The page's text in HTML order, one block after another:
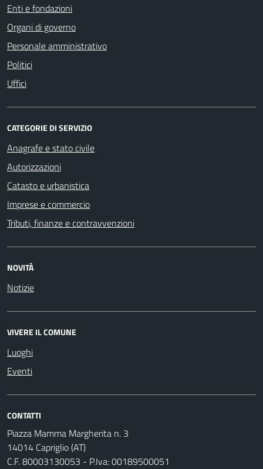
Enti e fondazioni
Organi di governo
Personale amministrativo
Politici
Uffici
CATEGORIE DI SERVIZIO
Anagrafe e stato civile
Autorizzazioni
Catasto e urbanistica
Imprese e commercio
Tributi, finanze e contravvenzioni
NOVITÀ
Notizie
VIVERE IL COMUNE
Luoghi
Eventi
CONTATTI
Piazza Mamma Margherita n. 3
14014 Capriglio (AT)
C.F. 80003130053 - P.Iva: 00189500051